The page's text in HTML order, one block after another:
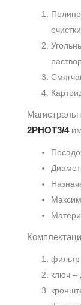
2PHOT3/4
ключ –